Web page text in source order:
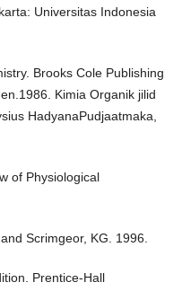
Universitas Indonesia
Brooks Cole Publishing
Kimia Organik jilid
HadyanaPudjaatmaka,
of Physiological
Scrimgeor, KG. 1996.
Prentice-Hall